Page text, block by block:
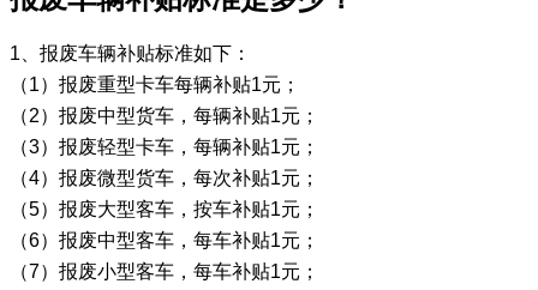
1、报废车辆补贴标准如下：
（1）报废重型卡车每辆补贴1元；
（2）报废中型货车，每辆补贴1元；
（3）报废轻型卡车，每辆补贴1元；
（4）报废微型货车，每次补贴1元；
（5）报废大型客车，按车补贴1元；
（6）报废中型客车，每车补贴1元；
（7）报废小型客车，每车补贴1元；